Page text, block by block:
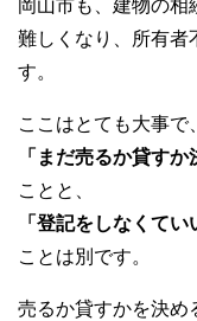
岡山市も、建物の
難しくなり、所有者
す。
ここはとても大事で、
「まだ売るか貸すか
ことと、
「登記をしなくてい
ことは別です。
売るか貸すかを決め